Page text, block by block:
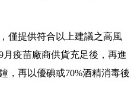
僅提供符合以上建議之高風
疫苗廠商供貨充足後，再進
，再以優碘或70%酒精消毒後